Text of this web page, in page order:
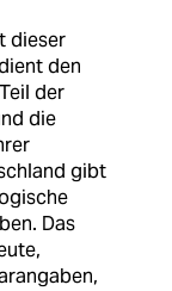
dieser
den
der
die
gibt
Das